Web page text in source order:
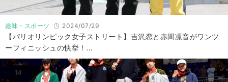
趣味・スポーツ 2024/07/29
【パリオリンピック女子ストリート】吉沢恋と赤間凛音がワンツ
ーフィニッシュの快挙！…